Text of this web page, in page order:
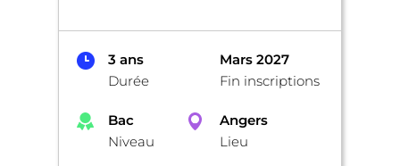
3 ans
Durée
Mars 2027
Fin inscriptions
Bac
Niveau
Angers
Lieu